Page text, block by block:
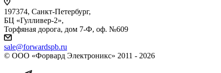
197374, Санкт-Петербург,
БЦ «Гулливер-2»,
Торфяная дорога, дом 7-Ф, оф. №609
sale@forwardspb.ru
© ООО «Форвард Электроникс» 2011 - 2026